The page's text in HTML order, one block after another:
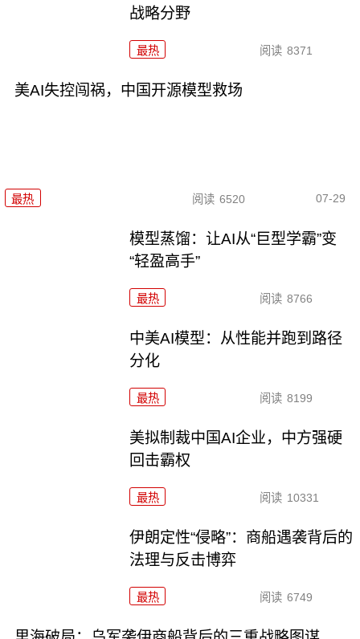
战略分野
最热 阅读 8371
美AI失控闯祸，中国开源模型救场
最热 阅读 6520 07-29
模型蒸馏：让AI从“巨型学霸”变
“轻盈高手”
最热 阅读 8766
中美AI模型：从性能并跑到路径
分化
最热 阅读 8199
美拟制裁中国AI企业，中方强硬
回击霸权
最热 阅读 10331
伊朗定性“侵略”：商船遇袭背后的
法理与反击博弈
最热 阅读 6749